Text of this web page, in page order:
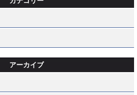
アーカイブ